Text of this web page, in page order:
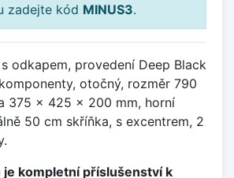
zadejte kód MINUS3.
odkapem, provedení Deep Black
otočný, rozměr 790
375 x 425 x 200 mm, horní
50 cm skříňka, s excentrem, 2
je kompletní příslušenství k